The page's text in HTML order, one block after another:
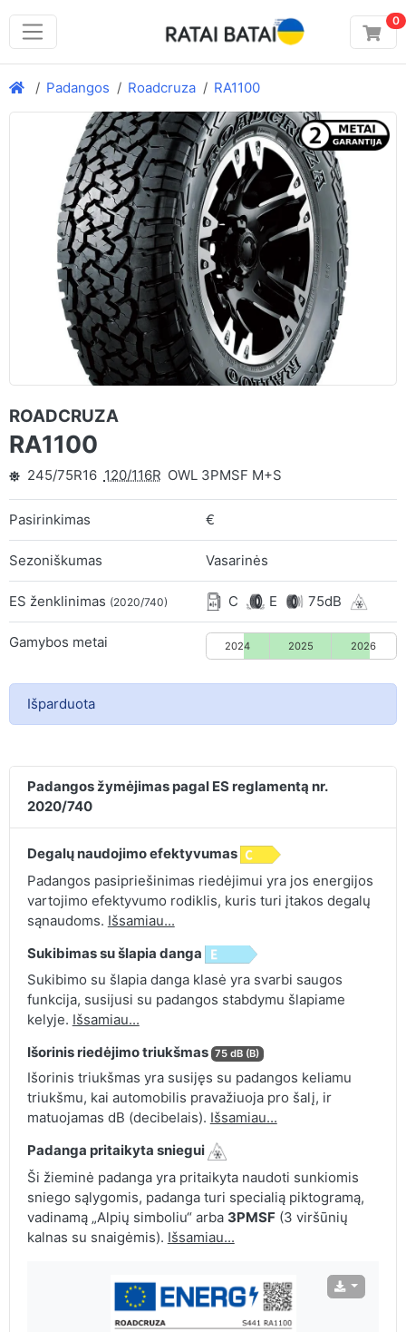
0
Padangos Roadcruza RA1100
ROADCRUZA
RA1100
245/75R16 120/116R OWL 3PMSF M+S
Pasirinkimas €
Sezoniškumas Vasarinės
ES ženklinimas (2020/740) C E 75dB
Gamybos metai 2024 2025 2026
Išparduota
Padangos žymėjimas pagal ES reglamentą nr.
2020/740
Degalų naudojimo efektyvumas
Padangos pasipriešinimas riedėjimui yra jos energijos
vartojimo efektyvumo rodiklis, kuris turi įtakos degalų
sąnaudoms. Išsamiau...
Sukibimas su šlapia danga
Sukibimo su šlapia danga klasė yra svarbi saugos
funkcija, susijusi su padangos stabdymu šlapiame
kelyje. Išsamiau...
Išorinis riedėjimo triukšmas 75 dB (B)
Išorinis triukšmas yra susijęs su padangos keliamu
triukšmu, kai automobilis pravažiuoja pro šalį, ir
matuojamas dB (decibelais). Išsamiau...
Padanga pritaikyta sniegui
Ši žieminė padanga yra pritaikyta naudoti sunkiomis
sniego sąlygomis, padanga turi specialią piktogramą,
vadinamą „Alpių simboliu“ arba 3PMSF(3 viršūnių
kalnas su snaigėmis). Išsamiau...